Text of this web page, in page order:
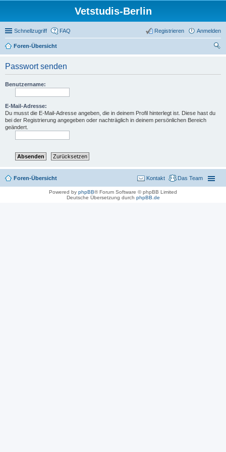
Vetstudis-Berlin
Schnellzugriff FAQ Anmelden
Registrieren
Foren-Übersicht
Passwort senden
Benutzername:
E-Mail-Adresse:
Du musst die E-Mail-Adresse angeben, die in deinem Profil hinterlegt ist. Diese hast du
bei der Registrierung angegeben oder nachträglich in deinem persönlichen Bereich
geändert.
Foren-Übersicht Das Team
Kontakt
Powered by phpBB® Forum Software © phpBB Limited
Deutsche Übersetzung durch phpBB.de